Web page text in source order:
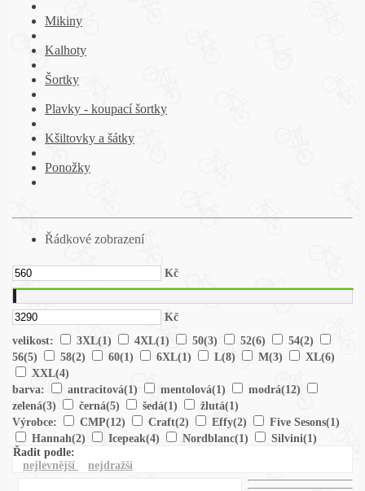
Mikiny
Kalhoty
Šortky
Plavky - koupací šortky
Kšiltovky a šátky
Ponožky
Řádkové zobrazení
Kč
Kč
velikost:
3XL(1) 4XL(1) 50(3) 52(6) 54(2)
56(5) 58(2) 60(1) 6XL(1) L(8) M(3) XL(6)
XXL(4)
barva:
antracitová(1) mentolová(1) modrá(12)
zelená(3) černá(5) šedá(1) žlutá(1)
Výrobce:
CMP(12) Craft(2) Effy(2) Five Sesons(1)
Hannah(2) Icepeak(4) Nordblanc(1) Silvini(1)
Řadit podle:
nejlevnější
nejdražší